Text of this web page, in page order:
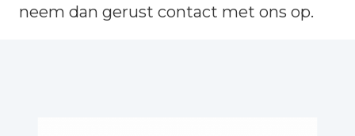
neem dan gerust contact met ons op.